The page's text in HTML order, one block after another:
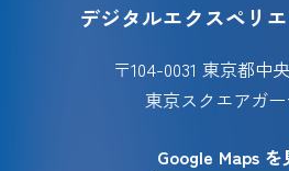
デジタルエクスペリ
〒104-0031 東京都中
東京スクエアガ
Google Maps を